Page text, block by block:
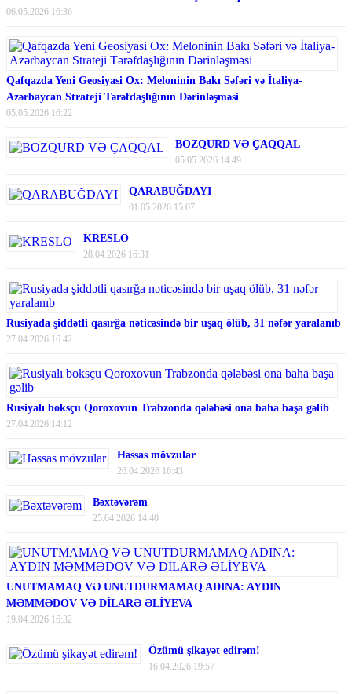
06.05.2026 16:36
Qafqazda Yeni Geosiyasi Ox: Meloninin Bakı Səfəri və İtaliya-
Azərbaycan Strateji Tərəfdaşlığının Dərinləşməsi
05.05.2026 16:22
BOZQURD VƏ ÇAQQAL
05.05.2026 14:49
QARABUĞDAYI
01.05.2026 15:07
KRESLO
28.04.2026 16:31
Rusiyada şiddətli qasırğa nəticəsində bir uşaq ölüb, 31 nəfər yaralanıb
27.04.2026 16:42
Rusiyalı boksçu Qoroxovun Trabzonda qələbəsi ona baha başa gəlib
27.04.2026 14:12
Həssas mövzular
26.04.2026 16:43
Bəxtəvərəm
25.04.2026 14:40
UNUTMAMAQ VƏ UNUTDURMAMAQ ADINA: AYDIN
MƏMMƏDOV VƏ DİLARƏ ƏLİYEVA
19.04.2026 16:32
Özümü şikayət edirəm!
16.04.2026 19:57